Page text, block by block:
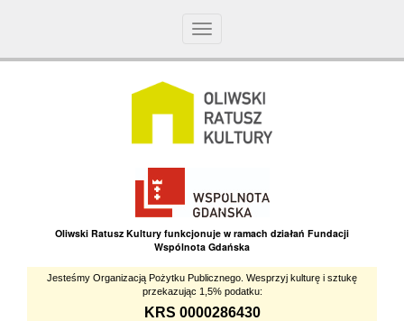
Toggle
Oliwski Ratusz Kultury funkcjonuje w ramach działań Fundacji
Wspólnota Gdańska
Jesteśmy Organizacją Pożytku Publicznego. Wesprzyj kulturę i sztukę
przekazując 1,5% podatku:
KRS 0000286430